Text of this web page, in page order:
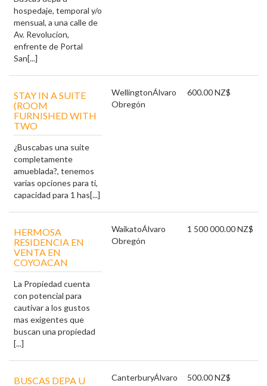
hospedaje, temporal y/o
mensual, a una calle de
Av. Revolucion,
enfrente de Portal
San[...]
STAY IN A SUITE
(ROOM
FURNISHED WITH
TWO
¿Buscabas una suite
completamente
amueblada?, tenemos
varias opciones para ti,
capacidad para 1 has[...]
WellingtonÁlvaro
Obregón
600.00 NZ$
HERMOSA
RESIDENCIA EN
VENTA EN
COYOACAN
La Propiedad cuenta
con potencial para
cautivar a los gustos
mas exigentes que
buscan una propiedad
[...]
WaikatoÁlvaro
Obregón
1 500 000.00 NZ$
BUSCAS DEPA U
CanterburyÁlvaro
500.00 NZ$